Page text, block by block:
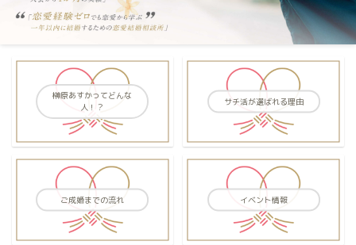
榊原あすかってどんな
人！？
サチ活が選ばれる理由
ご成婚までの流れ イベント情報